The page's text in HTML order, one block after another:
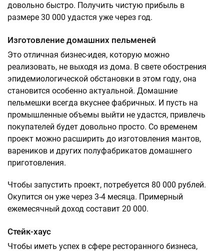
довольно быстро. Получить чистую прибыль в
размере 30 000 удастся уже через год.
Изготовление домашних пельменей
Это отличная бизнес-идея, которую можно
реализовать, не выходя из дома. В свете обострения
эпидемиологической обстановки в этом году, она
становится особенно актуальной. Домашние
пельмешки всегда вкуснее фабричных. И пусть на
промышленные объемы выйти не удастся, привлечь
покупателей будет довольно просто. Со временем
проект можно расширить до изготовления мантов,
вареников и других полуфабрикатов домашнего
приготовления.
Чтобы запустить проект, потребуется 80 000 рублей.
Окупится он уже через 3-4 месяца. Примерный
ежемесячный доход составит 20 000.
Стейк-хаус
Чтобы иметь успех в сфере ресторанного бизнеса,